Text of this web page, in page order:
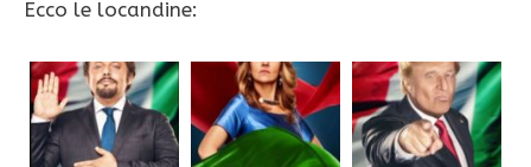
Ecco le locandine: